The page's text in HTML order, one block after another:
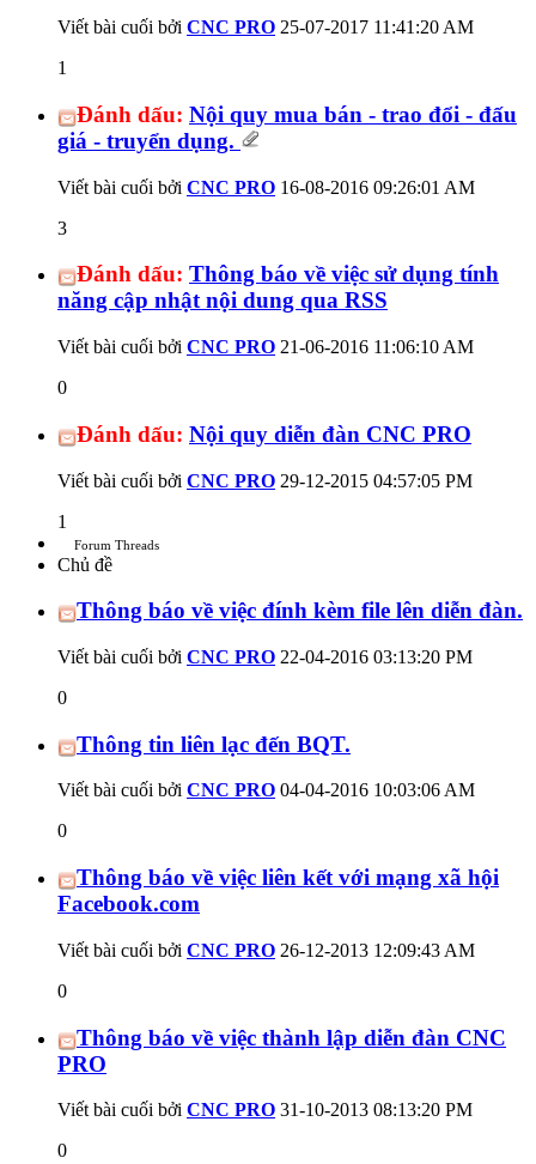
Viết bài cuối bởi CNC PRO 25-07-2017 11:41:20 AM
1
Đánh dấu: Nội quy mua bán - trao đổi - đấu
giá - truyển dụng.
Viết bài cuối bởi CNC PRO 16-08-2016 09:26:01 AM
3
Đánh dấu: Thông báo về việc sử dụng tính
năng cập nhật nội dung qua RSS
Viết bài cuối bởi CNC PRO 21-06-2016 11:06:10 AM
0
Đánh dấu: Nội quy diễn đàn CNC PRO
Viết bài cuối bởi CNC PRO 29-12-2015 04:57:05 PM
1
Forum Threads
Chủ đề
Thông báo về việc đính kèm file lên diễn đàn.
Viết bài cuối bởi CNC PRO 22-04-2016 03:13:20 PM
0
Thông tin liên lạc đến BQT.
Viết bài cuối bởi CNC PRO 04-04-2016 10:03:06 AM
0
Thông báo về việc liên kết với mạng xã hội
Facebook.com
Viết bài cuối bởi CNC PRO 26-12-2013 12:09:43 AM
0
Thông báo về việc thành lập diễn đàn CNC
PRO
Viết bài cuối bởi CNC PRO 31-10-2013 08:13:20 PM
0